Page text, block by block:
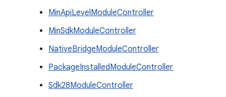
MinApiLevelModuleController
MinSdkModuleController
NativeBridgeModuleController
PackageInstalledModuleController
Sdk28ModuleController